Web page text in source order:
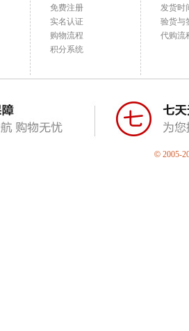
免费注册
实名认证
购物流程
积分系统
发货时
验货与
代购流
© 2005-